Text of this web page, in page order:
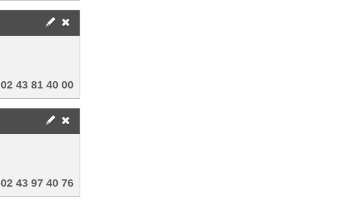
02 43 81 40 00
02 43 97 40 76